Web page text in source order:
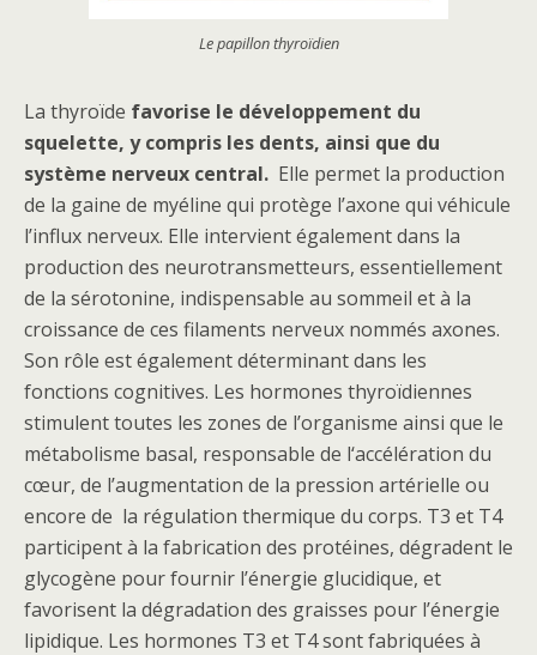
Le papillon thyroïdien
La thyroïde favorise le développement du
squelette, y compris les dents, ainsi que du
système nerveux central. Elle permet la production
de la gaine de myéline qui protège l’axone qui véhicule
l’influx nerveux. Elle intervient également dans la
production des neurotransmetteurs, essentiellement
de la sérotonine, indispensable au sommeil et à la
croissance de ces filaments nerveux nommés axones.
Son rôle est également déterminant dans les
fonctions cognitives. Les hormones thyroïdiennes
stimulent toutes les zones de l’organisme ainsi que le
métabolisme basal, responsable de l‘accélération du
cœur, de l’augmentation de la pression artérielle ou
encore de la régulation thermique du corps. T3 et T4
participent à la fabrication des protéines, dégradent le
glycogène pour fournir l’énergie glucidique, et
favorisent la dégradation des graisses pour l’énergie
lipidique. Les hormones T3 et T4 sont fabriquées à